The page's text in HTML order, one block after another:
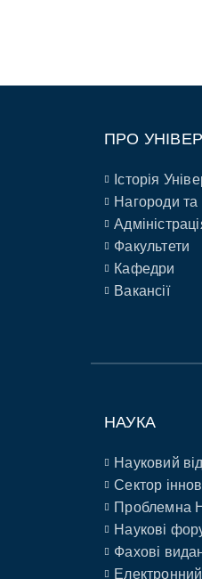
ПРО
Історія
Нагороди та
Факультети
Кафедри
Вакансії
НАУКА
Науковий
Сектор
Проблемна
Наукові
Фахові
Електронний